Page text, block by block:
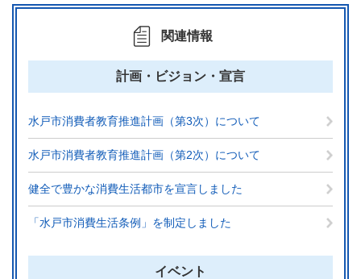
関連情報
計画・ビジョン・宣言
水戸市消費者教育推進計画（第3次）について
水戸市消費者教育推進計画（第2次）について
健全で豊かな消費生活都市を宣言しました
「水戸市消費生活条例」を制定しました
イベント